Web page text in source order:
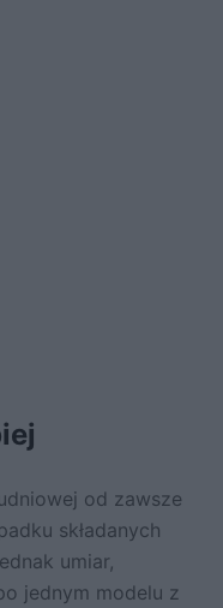
od zawsze
składanych
umiar,
jednym modelu z